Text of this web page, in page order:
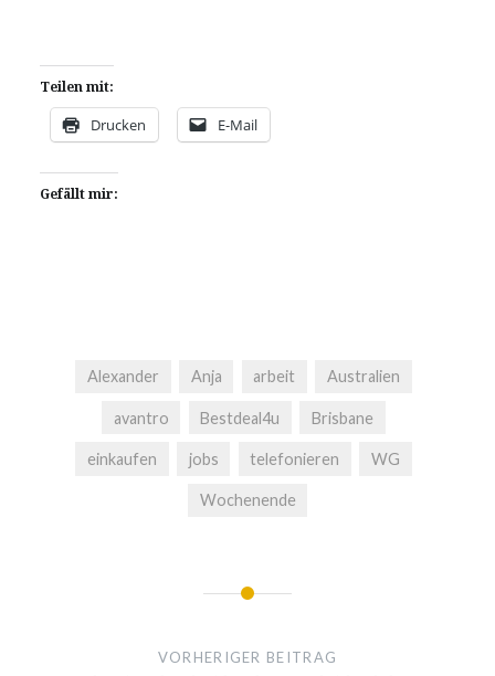
Teilen mit:
Drucken E-Mail
Gefällt mir:
Alexander Anja arbeit Australien
avantro Bestdeal4u Brisbane
einkaufen jobs telefonieren WG
Wochenende
Beitragsnavigation
VORHERIGER BEITRAG